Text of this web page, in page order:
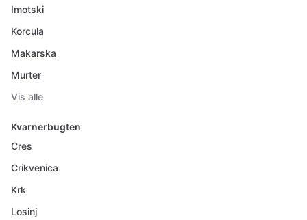
Imotski
Korcula
Makarska
Murter
Vis alle
Kvarnerbugten
Cres
Crikvenica
Krk
Losinj